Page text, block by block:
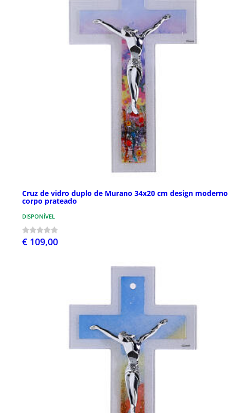
Cruz de vidro duplo de Murano 34x20 cm design moderno
corpo prateado
DISPONÍVEL
€ 109,00